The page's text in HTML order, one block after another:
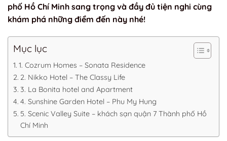
phố Hồ Chí Minh sang trọng và đầy đủ tiện nghi cùng
khám phá những điểm đến này nhé!
Mục lục
1. Cozrum Homes – Sonata Residence
2. Nikko Hotel – The Classy Life
3. La Bonita hotel and Apartment
4. Sunshine Garden Hotel – Phu My Hung
5. Scenic Valley Suite – khách sạn quận 7 Thành phố Hồ
Chí Minh